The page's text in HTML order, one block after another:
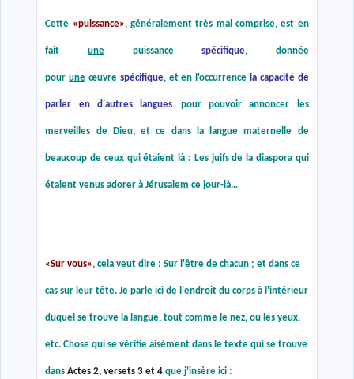
Cette «puissance», généralement très mal comprise, est en
fait unepuissancespécifique, donnée
pourune œuvre spécifique, et en l'occurrence la capacité de
parler en d'autres langues pour pouvoir annoncer les
merveilles de Dieu, et ce dans la langue maternelle de
beaucoup de ceux qui étaient là : Les juifs de la diaspora qui
étaient venus adorer à Jérusalem ce jour-là…
«Sur vous», cela veut dire :Sur l'être de chacun ; et dans ce
cas sur leurtête. Je parle ici de l'endroit du corps à l'intérieur
duquel se trouve la langue, tout comme le nez, ou les yeux,
etc. Chose qui se vérifie aisément dans le texte qui se trouve
dansActes 2, versets 3 et 4 que j'insère ici :